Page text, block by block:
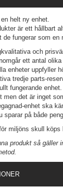
helt ny enhet.
är ett hållbart
fungerar som en
och
ett antal
enheter uppfyller
tredje parts-
fungerande
men det är inget
enhet ska
sparar på både
miljöns skull köps
produkt så gäller